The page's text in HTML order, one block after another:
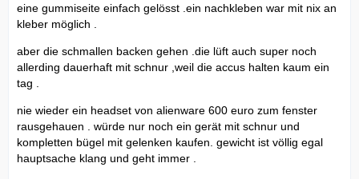
eine gummiseite einfach gelösst .ein nachkleben war mit nix an
kleber möglich .
aber die schmallen backen gehen .die lüft auch super noch
allerding dauerhaft mit schnur ,weil die accus halten kaum ein
tag .
nie wieder ein headset von alienware 600 euro zum fenster
rausgehauen . würde nur noch ein gerät mit schnur und
kompletten bügel mit gelenken kaufen. gewicht ist völlig egal
hauptsache klang und geht immer .